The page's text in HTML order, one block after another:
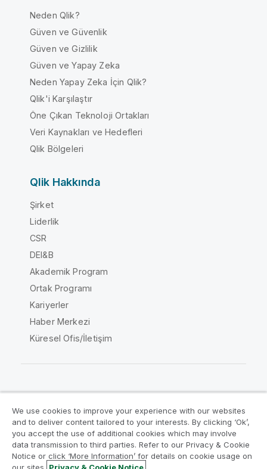
Neden Qlik?
Güven ve Güvenlik
Güven ve Gizlilik
Güven ve Yapay Zeka
Neden Yapay Zeka İçin Qlik?
Qlik'i Karşılaştır
Öne Çıkan Teknoloji Ortakları
Veri Kaynakları ve Hedefleri
Qlik Bölgeleri
Qlik Hakkında
Şirket
Liderlik
CSR
DEI&B
Akademik Program
Ortak Programı
Kariyerler
Haber Merkezi
Küresel Ofis/İletişim
Yasal sözleşmeler
Ürün Koşulları
Legal Policies
Legal Policies
Kullanım koşulları
Ticari markalar
We use cookies to improve your experience with our websites
and to deliver content tailored to your interests. By clicking ‘Ok’,
you accept the use of additional cookies which may involve
data transmission to third parties. Refer to our Privacy & Cookie
Notice or click ‘More Information’ for details on cookie usage on